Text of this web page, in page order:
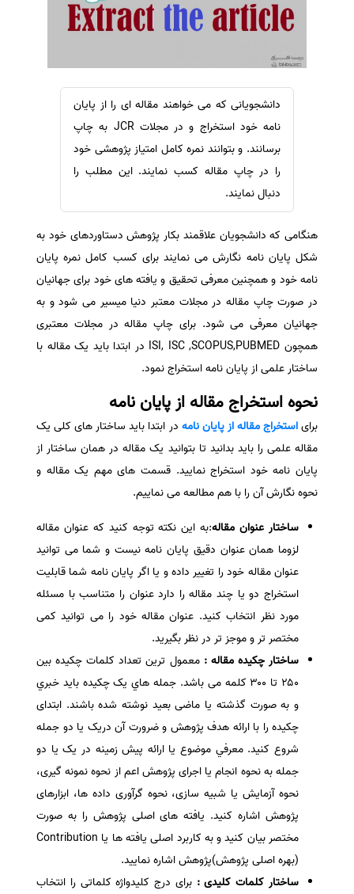
ترجمه عربی به فارسی
سفارش ویرایش
سفارش فرمت‌بندی
سفارش کاهش کمیت
سفارش معرفی مجله
سفارش معرفی مقاله
سفارش معرفی کتاب
سفارش چکیده مبسوط
سفارش گویندگی
سفارش تولید محتوا
سفارش ترجمه همزمان
سفارش چکیده گرافیکی
سفارش تهیه کاورلتر
سفارش انگیزه‌نامه‌SOP
دانشجویانی که می خواهند مقاله ای را از پایان
نامه خود استخراج و در مجلات JCR به چاپ
برسانند. و بتوانند نمره کامل امتیاز پژوهشی خود
را در چاپ مقاله کسب نمایند. این مطلب را
دنبال نمایند.
هنگامی که دانشجویان علاقمند بکار پژوهش دستاوردهای خود به
شکل پایان نامه نگارش می نمایند برای کسب کامل نمره پایان
نامه خود و همچنین معرفی تحقیق و یافته های خود برای جهانیان
در صورت چاپ مقاله در مجلات معتبر دنیا میسیر می شود و به
جهانیان معرفی می شود. برای چاپ مقاله در مجلات معتبری
همچون ISI, ISC ,SCOPUS,PUBMED در ابتدا باید یک مقاله با
ساختار علمی از پایان نامه استخراج نمود.
نحوه استخراج مقاله از پایان نامه
برایاستخراج مقاله از پایان نامه در ابتدا باید ساختار های کلی یک
مقاله علمی را باید بدانید تا بتوانید یک مقاله در همان ساختار از
پایان نامه خود استخراج نمایید. قسمت های مهم یک مقاله و
نحوه نگارش آن را با هم مطالعه می نماییم.
ساختار عنوان مقاله:به این نکته توجه کنید که عنوان مقاله
لزوما همان عنوان دقیق پایان نامه نیست و شما می توانید
عنوان مقاله خود را تغییر داده و یا اگر پایان نامه شما قابلیت
استخراج دو یا چند مقاله را دارد عنوان را متناسب با مسئله
مورد نظر انتخاب کنید. عنوان مقاله خود را می توانید کمی
مختصر تر و موجز تر در نظر بگیرید.
ساختار چکیده مقاله :معمول ترین تعداد کلمات چکیده بین
۲۵۰ تا ۳۰۰ کلمه می باشد. جمله هاي يک چکيده بايد خبري
و به صورت گذشته یا ماضی بعید نوشته شده باشند. ابتدای
چکیده را با ارائه هدف پژوهش و ضرورت آن دريک يا دو جمله
شروع کنید. معرفي موضوع يا ارائه پيش زمينه در يک يا دو
جمله به نحوه انجام یا اجرای پژوهش اعم از نحوه نمونه گیری،
نحوه آزمایش یا شبیه سازی، نحوه گرآوری داده ها، ابزارهای
پژوهش اشاره کنید. یافته های اصلی پژوهش را به صورت
مختصر بیان کنید و به کاربرد اصلی یافته ها یا Contribution
(بهره اصلی پژوهش)پژوهش اشاره نمایید.
ساختار کلمات کلیدی :برای درج کلیدواژه کلماتی را انتخاب